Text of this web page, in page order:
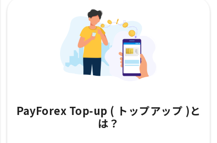
PayForex Top-up ( トップアップ )と
は？